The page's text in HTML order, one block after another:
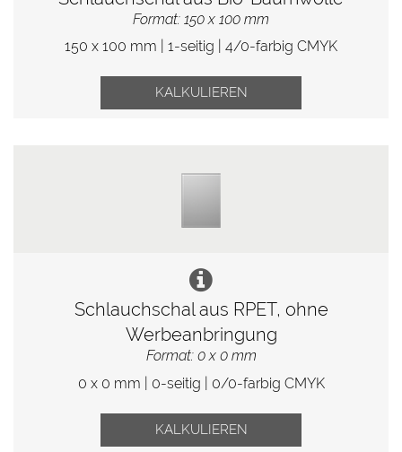
Format: 150 x 100 mm
150 x 100 mm | 1-seitig | 4/0-farbig CMYK
KALKULIEREN
Schlauchschal aus RPET, ohne
Werbeanbringung
Format: 0 x 0 mm
0 x 0 mm | 0-seitig | 0/0-farbig CMYK
KALKULIEREN